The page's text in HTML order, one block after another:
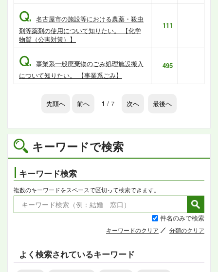
キーワードで検索
キーワード検索
複数のキーワードをスペースで区切って検索できます。
件名のみで検索
キーワードのクリア 分類のクリア
よく検索されているキーワード
Q. 名古屋市の施設等における農薬・殺虫
剤等薬剤の使用について知りたい。 【化学
物質（公害対策）】
111
Q. 事業系一般廃棄物のごみ処理施設搬入
について知りたい。 【事業系ごみ】
495
先頭へ 前へ 1 / 7 次へ 最後へ